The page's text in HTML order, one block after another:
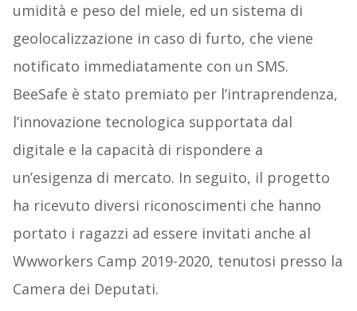
umidità e peso del miele, ed un sistema di
geolocalizzazione in caso di furto, che viene
notificato immediatamente con un SMS.
BeeSafe è stato premiato per l’intraprendenza,
l’innovazione tecnologica supportata dal
digitale e la capacità di rispondere a
un’esigenza di mercato. In seguito, il progetto
ha ricevuto diversi riconoscimenti che hanno
portato i ragazzi ad essere invitati anche al
Wwworkers Camp 2019-2020, tenutosi presso la
Camera dei Deputati.